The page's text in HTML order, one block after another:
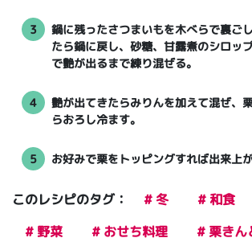
3
鍋に残ったさつまいもを木べらで裏ご
たら鍋に戻し、砂糖、甘露煮のシロッ
で艶が出るまで練り混ぜる。
4
艶が出てきたらみりんを加えて混ぜ、
らおろし冷ます。
5 お好みで栗をトッピングすれば出来上が
このレシピのタグ： # 冬 # 和食
# 野菜
# おせち料理 # 栗きん